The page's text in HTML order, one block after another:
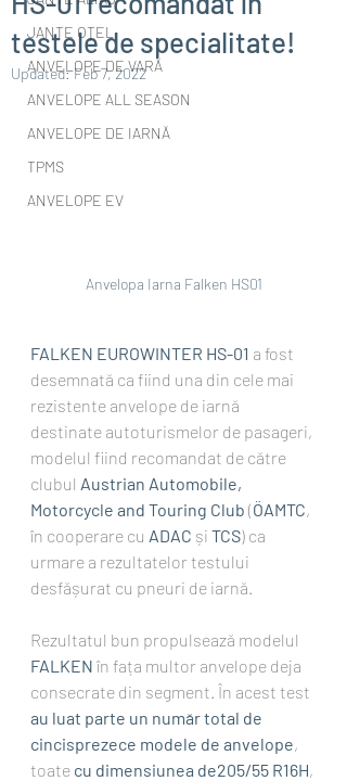
JANTE OȚEL
ANVELOPE DE VARĂ
ANVELOPE ALL SEASON
ANVELOPE DE IARNĂ
TPMS
ANVELOPE EV
testele de specialitate!
Updated:Feb 7, 2022
Anvelopa Iarna Falken HS01
FALKEN EUROWINTER HS-01 a fost
desemnată ca fiind una din cele mai
rezistente anvelope de iarnă
destinate autoturismelor de pasageri,
modelul fiind recomandat de către
clubul Austrian Automobile,
Motorcycle and Touring Club (ÖAMTC,
în cooperare cu ADAC și TCS) ca
urmare a rezultatelor testului
desfășurat cu pneuri de iarnă.
Rezultatul bun propulsează modelul
FALKEN în fața multor anvelope deja
consecrate din segment. În acest test
au luat parte un număr total de
cincisprezece modele de anvelope,
toate cu dimensiunea de205/55 R16H,